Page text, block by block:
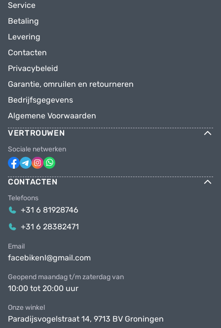
Service
Betaling
Levering
Contacten
Privacybeleid
Garantie, omruilen en retourneren
Bedrijfsgegevens
Algemene Voorwaarden
VERTROUWEN
Sociale netwerken
CONTACTEN
Telefoons
+31 6 81928746
+31 6 28382471
Email
facebikenl@gmail.com
Geopend maandag t/m zaterdag van
10:00 tot 20:00 uur
Onze winkel
Paradijsvogelstraat 14, 9713 BV Groningen